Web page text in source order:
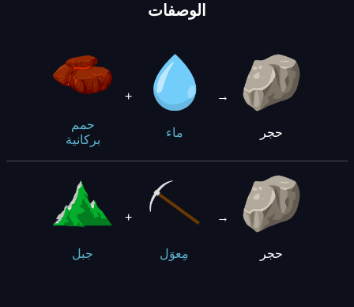
الوصفات
حمم
بركانية
+
ماء
→
حجر
جبل
+
مِعوَل
→
حجر